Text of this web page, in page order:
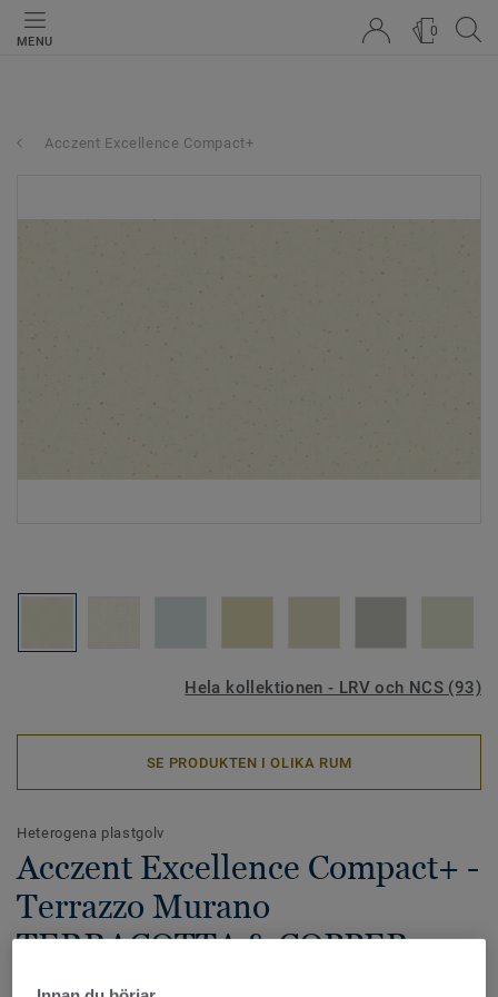
MENU
0
Acczent Excellence Compact+
Hela kollektionen - LRV och NCS (93)
SE PRODUKTEN I OLIKA RUM
Heterogena plastgolv
Acczent Excellence Compact+ -
Terrazzo Murano
TERRACOTTA & COPPER